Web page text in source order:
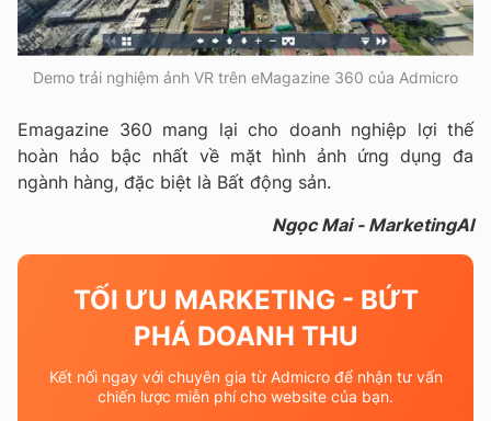
Demo trải nghiệm ảnh VR trên eMagazine 360 của Admicro
Emagazine 360 mang lại cho doanh nghiệp lợi thế
hoàn hảo bậc nhất về mặt hình ảnh ứng dụng đa
ngành hàng, đặc biệt là Bất động sản.
Ngọc Mai - MarketingAI
TỐI ƯU MARKETING - BỨT
PHÁ DOANH THU
Kết nối ngay với chuyên gia từ Admicro để nhận tư vấn
chiến lược miễn phí cho website của bạn.